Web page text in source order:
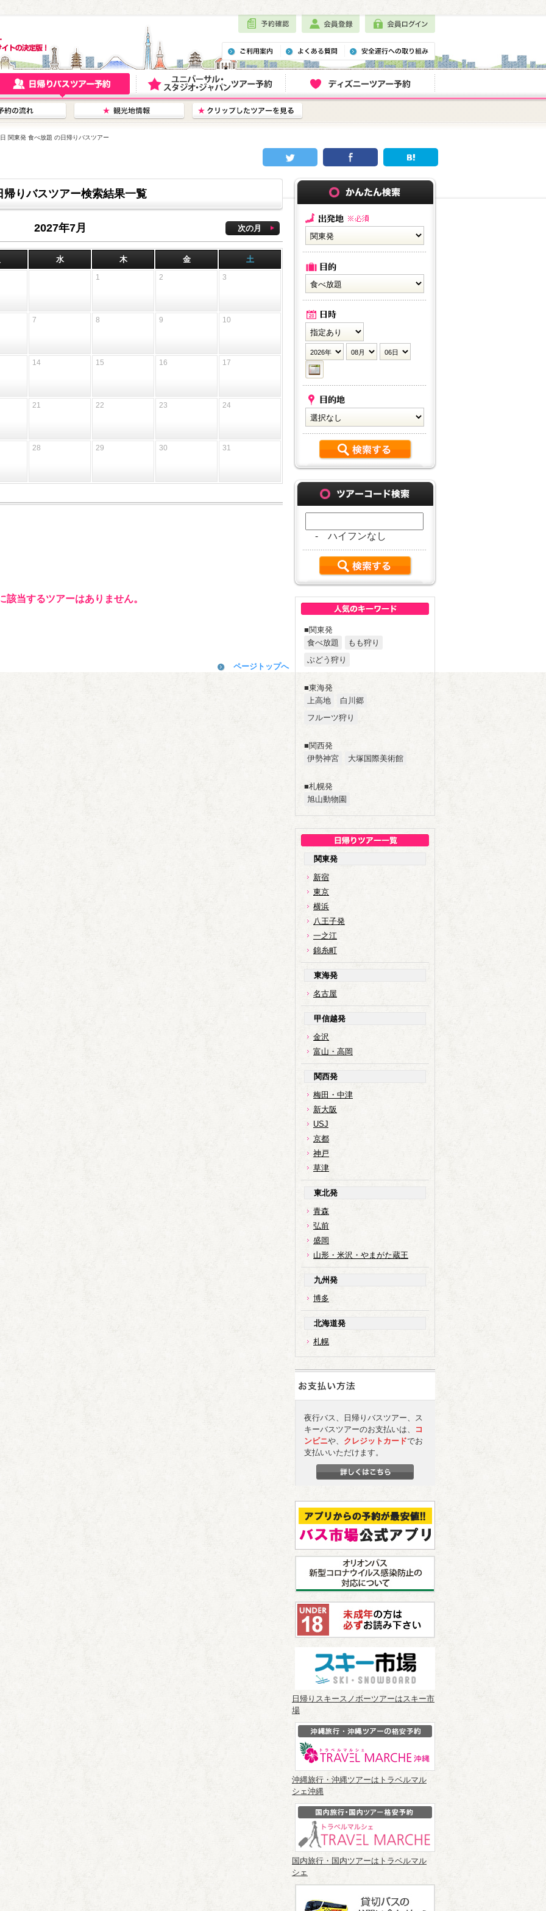
関東発 食べ放題 の日帰りバスツアー
- ハイフンなし
■関東発
食べ放題
もも狩り
ぶどう狩り
■東海発
上高地
白川郷
フルーツ狩り
■関西発
伊勢神宮
大塚国際美術館
■札幌発
旭山動物園
関東発
新宿
東京
横浜
八王子発
一之江
錦糸町
東海発
名古屋
甲信越発
金沢
富山・高岡
関西発
梅田・中津
新大阪
USJ
京都
神戸
草津
東北発
青森
弘前
盛岡
山形・米沢・やまがた蔵王
九州発
博多
北海道発
札幌
夜行バス、日帰りバスツアー、ス
キーバスツアーのお支払いは、
コ
ンビニや、 クレジットカードでお
支払いいただけます。
日帰りスキースノボーツアーはスキー市
場
沖縄旅行・沖縄ツアーはトラベルマル
シェ沖縄
国内旅行・国内ツアーはトラベルマル
シェ
りバスツアー検索結果一覧
次の月
2027年7月
水 木 金 土
1 2 3
7 8 9 10
14 15 16 17
21 22 23 24
28 29 30 31
該当するツアーはありません。
ページトップへ